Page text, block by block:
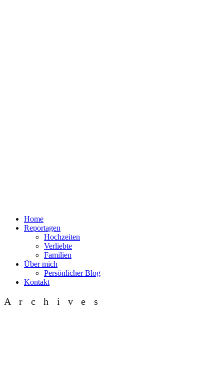
Home
Reportagen
Hochzeiten
Verliebte
Familien
Über mich
Persönlicher Blog
Kontakt
Archives